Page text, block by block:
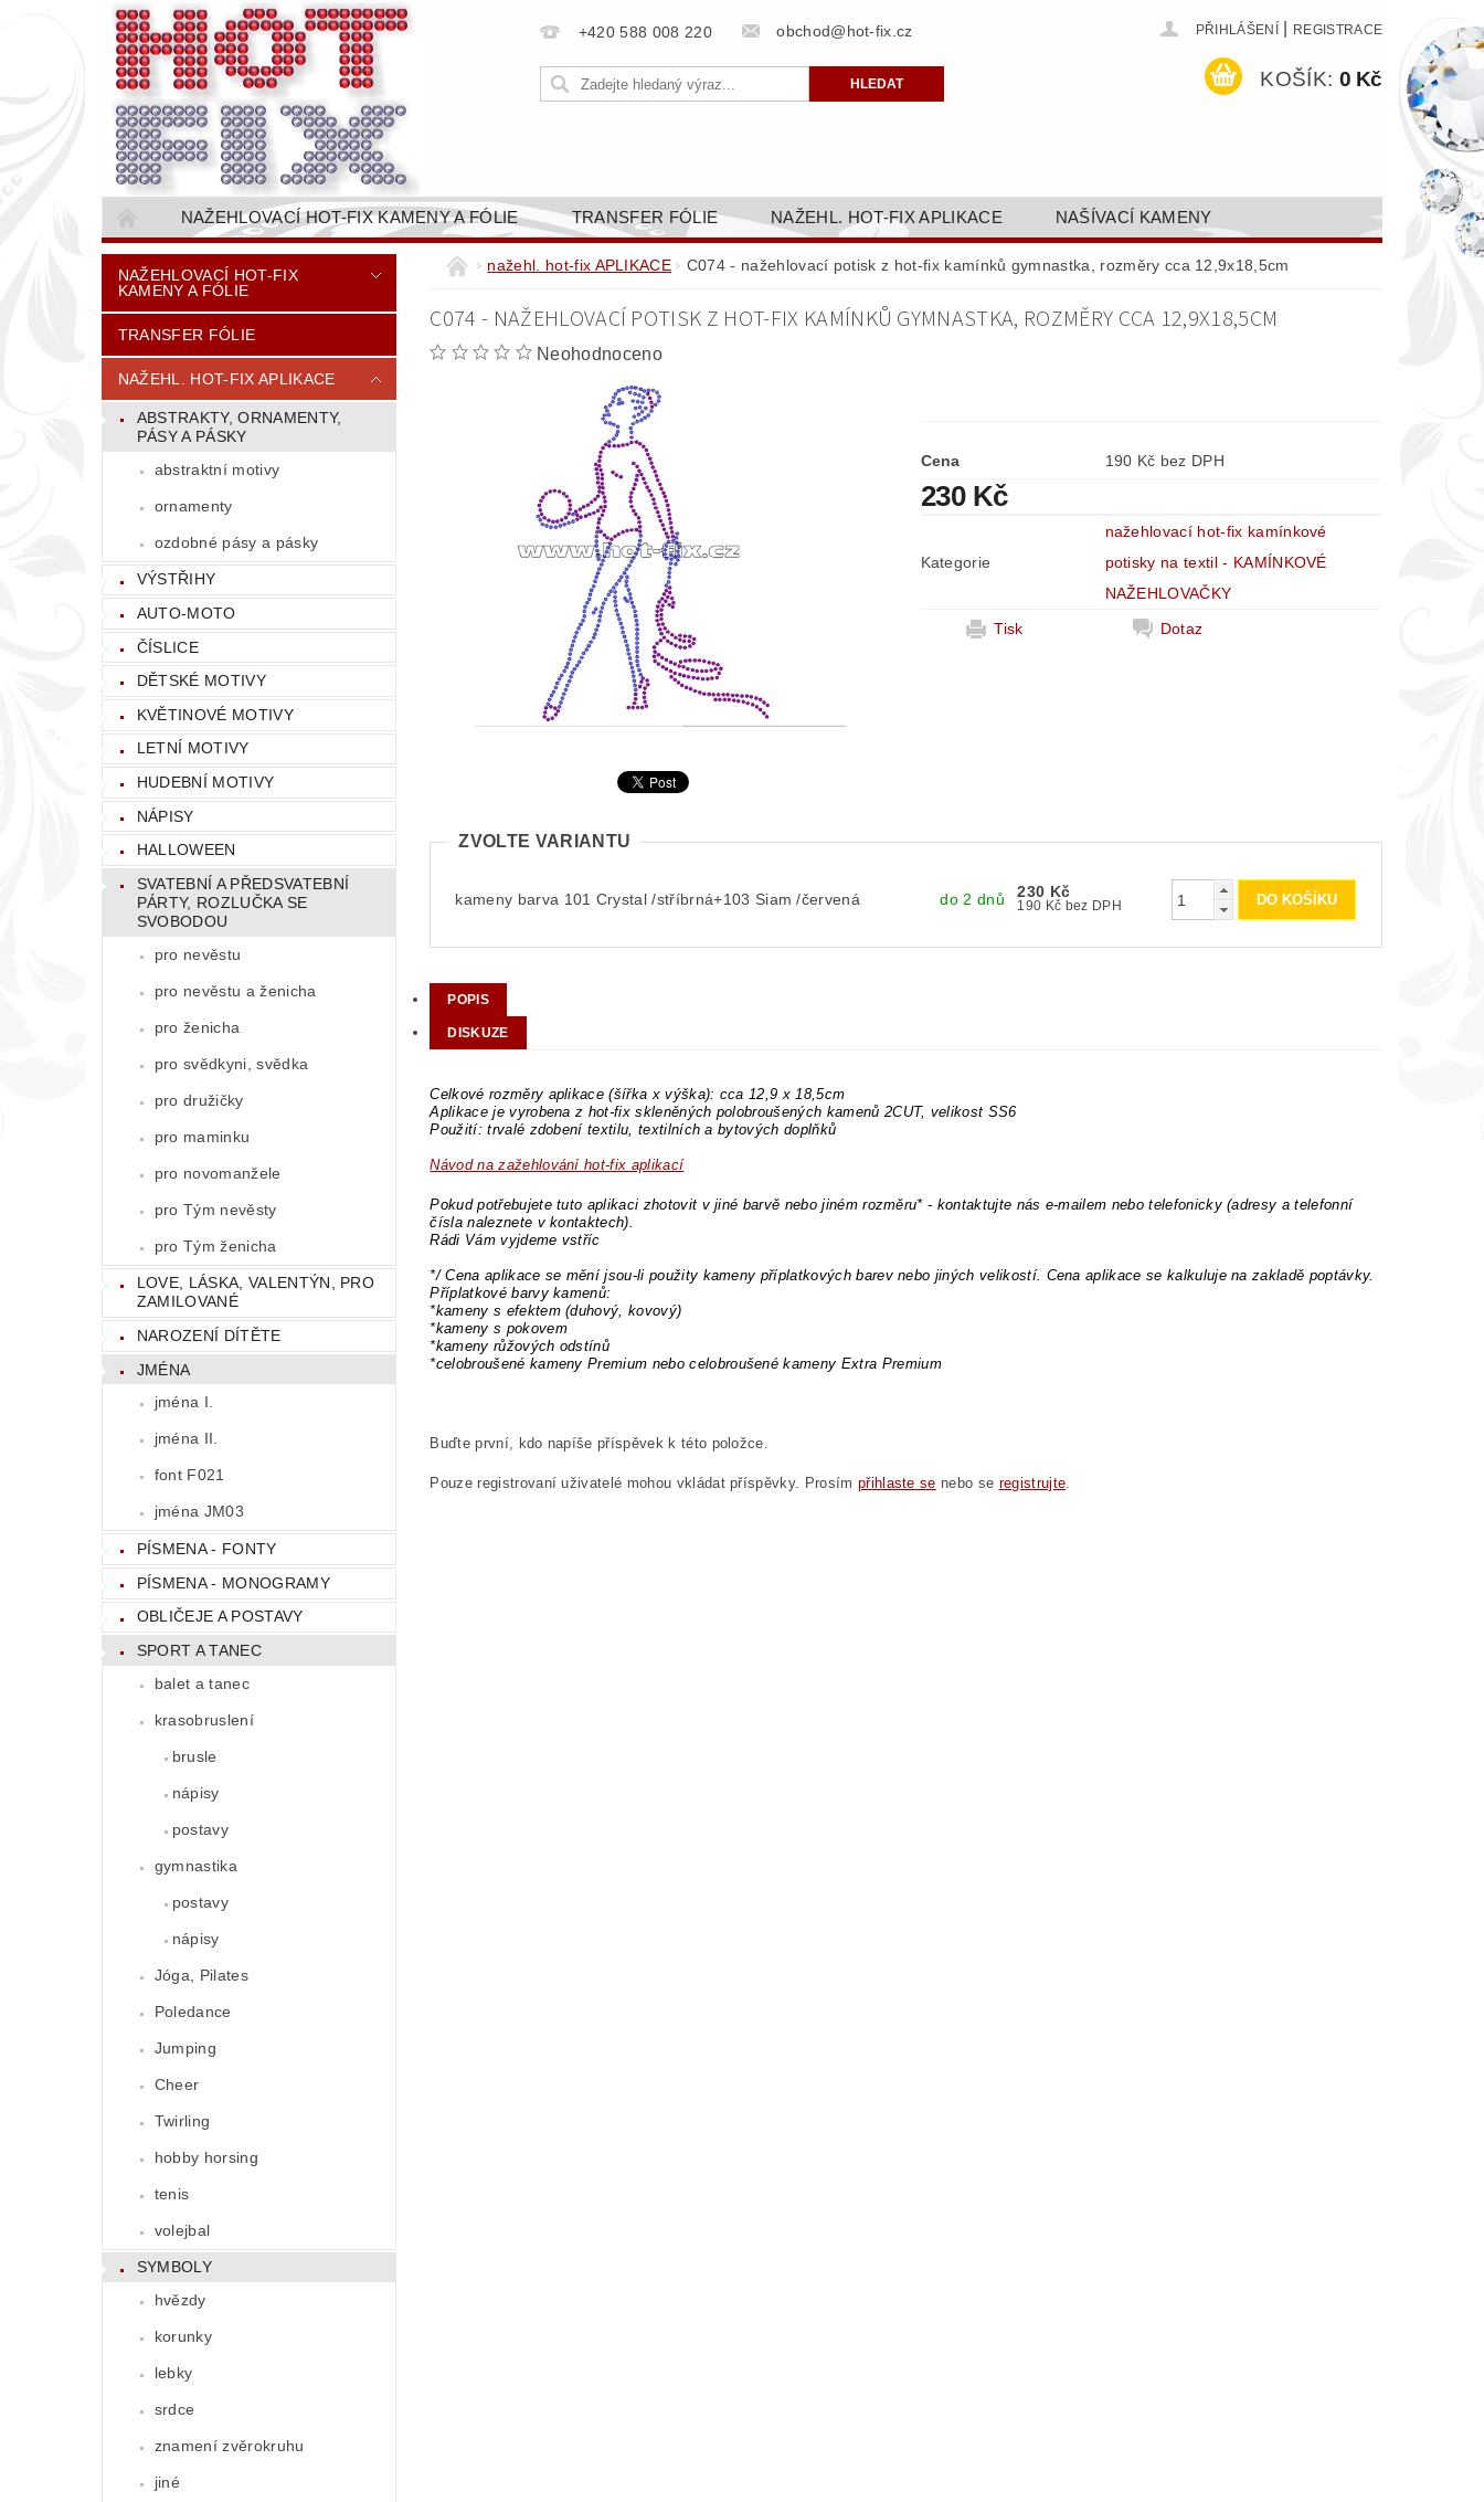
+420 588 008 220 obchod@hot-fix.cz PŘIHLÁŠENÍ REGISTRACE
KOŠÍK: 0 Kč
NAŽEHLOVACÍ HOT-FIX KAMENY A FÓLIE TRANSFER FÓLIE NAŽEHL. HOT-FIX APLIKACE NAŠÍVACÍ KAMENY
NAŠÍVACÍ KAMÍNKOVÉ ŘETĚZY / ŠTASOVÉ BORTY BAREVNICE PŘÍSLUŠENSTVÍ DOPRODEJ A SLEVY GALERIE
VŠE PRO STROJNÍ VYŠÍVÁNÍ - VYSIVACI.CZ
BAREVNICE KAMENŮ
CENÍK DOPRAVY (NÁKLADŮ EXPEDICE) PLATNÝ OD 14. 1.2025
NAŽEHLOVACÍ HOT-FIX
KAMENY A FÓLIE
TRANSFER FÓLIE
NAŽEHL. HOT-FIX APLIKACE
ABSTRAKTY, ORNAMENTY,
PÁSY A PÁSKY
abstraktní motivy
ornamenty
ozdobné pásy a pásky
VÝSTŘIHY
AUTO-MOTO
ČÍSLICE
DĚTSKÉ MOTIVY
KVĚTINOVÉ MOTIVY
LETNÍ MOTIVY
HUDEBNÍ MOTIVY
NÁPISY
HALLOWEEN
SVATEBNÍ A PŘEDSVATEBNÍ
PÁRTY, ROZLUČKA SE
SVOBODOU
pro nevěstu
pro nevěstu a ženicha
pro ženicha
pro svědkyni, svědka
pro družičky
pro maminku
pro novomanžele
pro Tým nevěsty
pro Tým ženicha
LOVE, LÁSKA, VALENTÝN, PRO
ZAMILOVANÉ
NAROZENÍ DÍTĚTE
JMÉNA
jména I.
jména II.
font F021
jména JM03
PÍSMENA - FONTY
PÍSMENA - MONOGRAMY
OBLIČEJE A POSTAVY
SPORT A TANEC
balet a tanec
krasobruslení
brusle
nápisy
postavy
gymnastika
postavy
nápisy
Jóga, Pilates
Poledance
Jumping
Cheer
Twirling
hobby horsing
tenis
volejbal
SYMBOLY
hvězdy
korunky
lebky
srdce
znamení zvěrokruhu
jiné
nažehl. hot-fix APLIKACE C074 - nažehlovací potisk z hot-fix kamínků gymnastka, rozměry cca 12,9x18,5cm
C074 - NAŽEHLOVACÍ POTISK Z HOT-FIX KAMÍNKŮ GYMNASTKA, ROZMĚRY CCA 12,9X18,5CM
Neohodnoceno
Cena 190 Kč bez DPH
230 Kč
Kategorie
nažehlovací hot-fix kamínkové
potisky na textil - KAMÍNKOVÉ
NAŽEHLOVAČKY
Tisk
Dotaz
ZVOLTE VARIANTU
kameny barva 101 Crystal /stříbrná+103 Siam /červená do 2 dnů 230 Kč
190 Kč bez DPH
POPIS
DISKUZE
Celkové rozměry aplikace (šířka x výška): cca 12,9 x 18,5cm
Aplikace je vyrobena z hot-fix skleněných polobroušených kamenů 2CUT, velikost SS6
Použití: trvalé zdobení textilu, textilních a bytových doplňků
Návod na zažehlování hot-fix aplikací
Pokud potřebujete tuto aplikaci zhotovit v jiné barvě nebo jiném rozměru* - kontaktujte nás e-mailem nebo telefonicky (adresy a telefonní
čísla naleznete v kontaktech).
Rádi Vám vyjdeme vstříc
*/ Cena aplikace se mění jsou-li použity kameny příplatkových barev nebo jiných velikostí. Cena aplikace se kalkuluje na zakladě poptávky.
Příplatkové barvy kamenů:
*kameny s efektem (duhový, kovový)
*kameny s pokovem
*kameny růžových odstínů
*celobroušené kameny Premium nebo celobroušené kameny Extra Premium
Buďte první, kdo napíše příspěvek k této položce.
Pouze registrovaní uživatelé mohou vkládat příspěvky. Prosím přihlaste se nebo se registrujte.